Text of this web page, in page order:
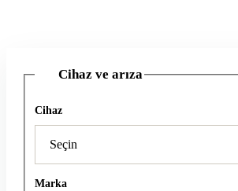
Cihaz ve arıza
Cihaz
Marka